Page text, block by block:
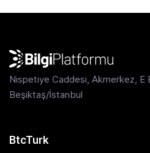
Nispetiye Caddesi, Akmerkez, E
Beşiktaş/İstanbul
BtcTurk